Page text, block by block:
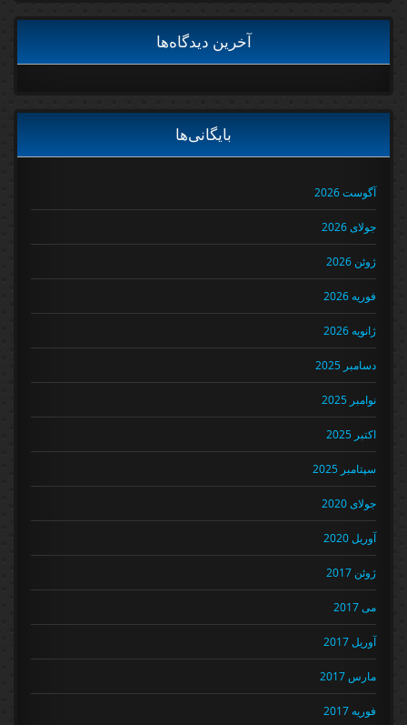
آخرین دیدگاه‌ها
بایگانی‌ها
آگوست 2026
جولای 2026
ژوئن 2026
فوریه 2026
ژانویه 2026
دسامبر 2025
نوامبر 2025
اکتبر 2025
سپتامبر 2025
جولای 2020
آوریل 2020
ژوئن 2017
می 2017
آوریل 2017
مارس 2017
فوریه 2017